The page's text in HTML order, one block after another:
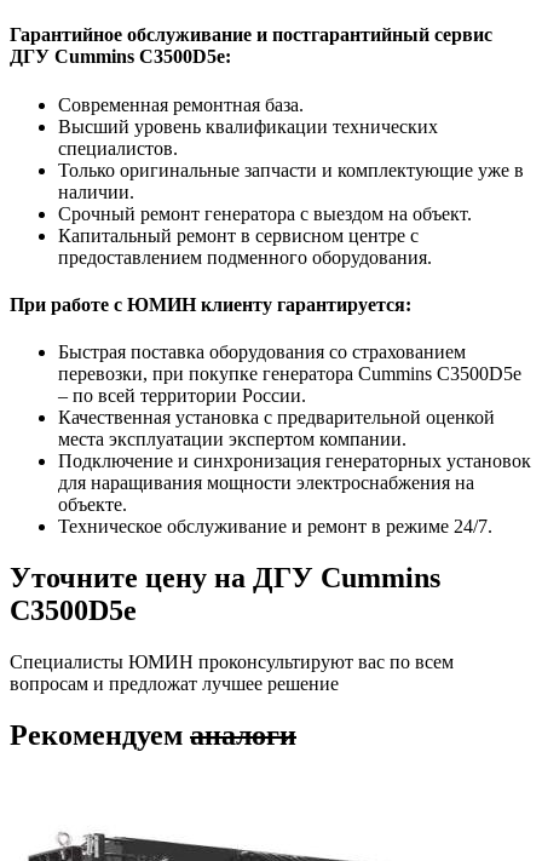
Гарантийное обслуживание и постгарантийный сервис
ДГУ Cummins C3500D5e:
Современная ремонтная база.
Высший уровень квалификации технических
специалистов.
Только оригинальные запчасти и комплектующие уже в
наличии.
Срочный ремонт генератора с выездом на объект.
Капитальный ремонт в сервисном центре с
предоставлением подменного оборудования.
При работе с ЮМИН клиенту гарантируется:
Быстрая поставка оборудования со страхованием
перевозки, при покупке генератора Cummins C3500D5e
– по всей территории России.
Качественная установка с предварительной оценкой
места эксплуатации экспертом компании.
Подключение и синхронизация генераторных установок
для наращивания мощности электроснабжения на
объекте.
Техническое обслуживание и ремонт в режиме 24/7.
Уточните цену на ДГУ Cummins
C3500D5e
Специалисты ЮМИН проконсультируют вас по всем
вопросам и предложат лучшее решение
Рекомендуем аналоги